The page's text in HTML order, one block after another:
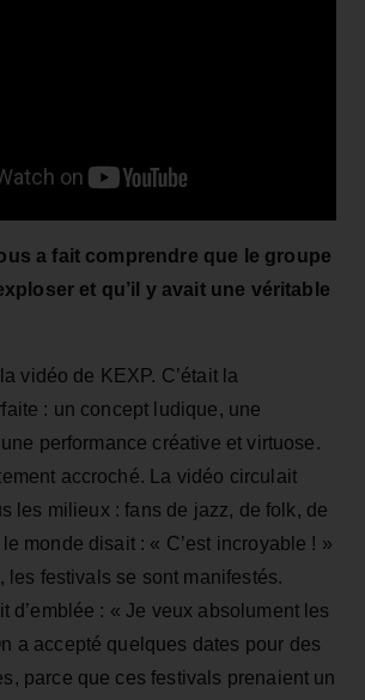
a fait comprendre que le groupe
et qu’il y avait une véritable
vidéo de KEXP. C’était la
: un concept ludique, une
performance créative et virtuose.
accroché. La vidéo circulait
les milieux : fans de jazz, de folk, de
monde disait : « C’est incroyable ! »
les festivals se sont manifestés.
d’emblée : « Je veux absolument les
a accepté quelques dates pour des
parce que ces festivals prenaient un